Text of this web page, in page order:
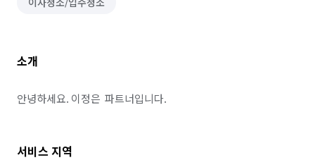
소개
안녕하세요. 이정은  파트너입니다.
서비스 지역